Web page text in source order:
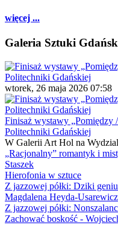
więcej ...
Galeria Sztuki
wtorek, 26 maja 2026 07:58
Finisaż wystawy
Politechniki Gdańskiej
W Galerii Art Hol na
„Racjonalny” romantyk i
Staszek
Hierofonia w sztuce
Z jazzowej półki: Dziki
Magdalena Heyda-Usarewicz
Z jazzowej półki:
Zachować boskość -